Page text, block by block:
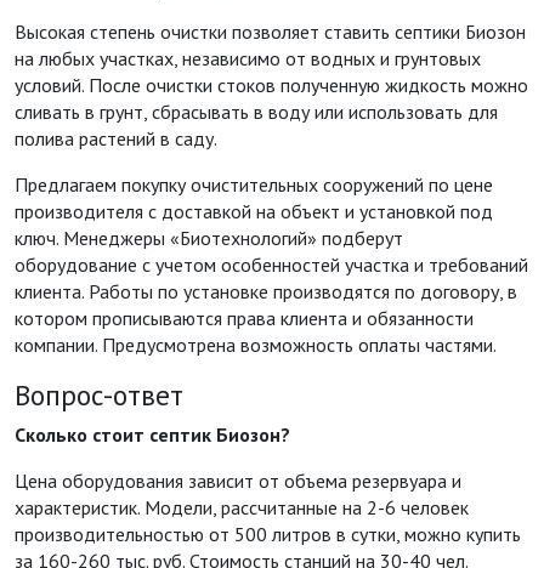
Высокая степень очистки позволяет ставить септики Биозон
на любых участках, независимо от водных и грунтовых
условий. После очистки стоков полученную жидкость можно
сливать в грунт, сбрасывать в воду или использовать для
полива растений в саду.
Предлагаем покупку очистительных сооружений по цене
производителя с доставкой на объект и установкой под
ключ. Менеджеры «Биотехнологий» подберут
оборудование с учетом особенностей участка и требований
клиента. Работы по установке производятся по договору, в
котором прописываются права клиента и обязанности
компании. Предусмотрена возможность оплаты частями.
Вопрос-ответ
Сколько стоит септик Биозон?
Цена оборудования зависит от объема резервуара и
характеристик. Модели, рассчитанные на 2-6 человек
производительностью от 500 литров в сутки, можно купить
за 160-260 тыс. руб. Стоимость станций на 30-40 чел.